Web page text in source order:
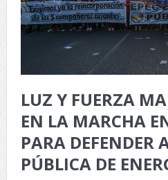
LUZ Y FUERZA
EN LA MARCHA
PARA DEFENDER
PÚBLICA DE